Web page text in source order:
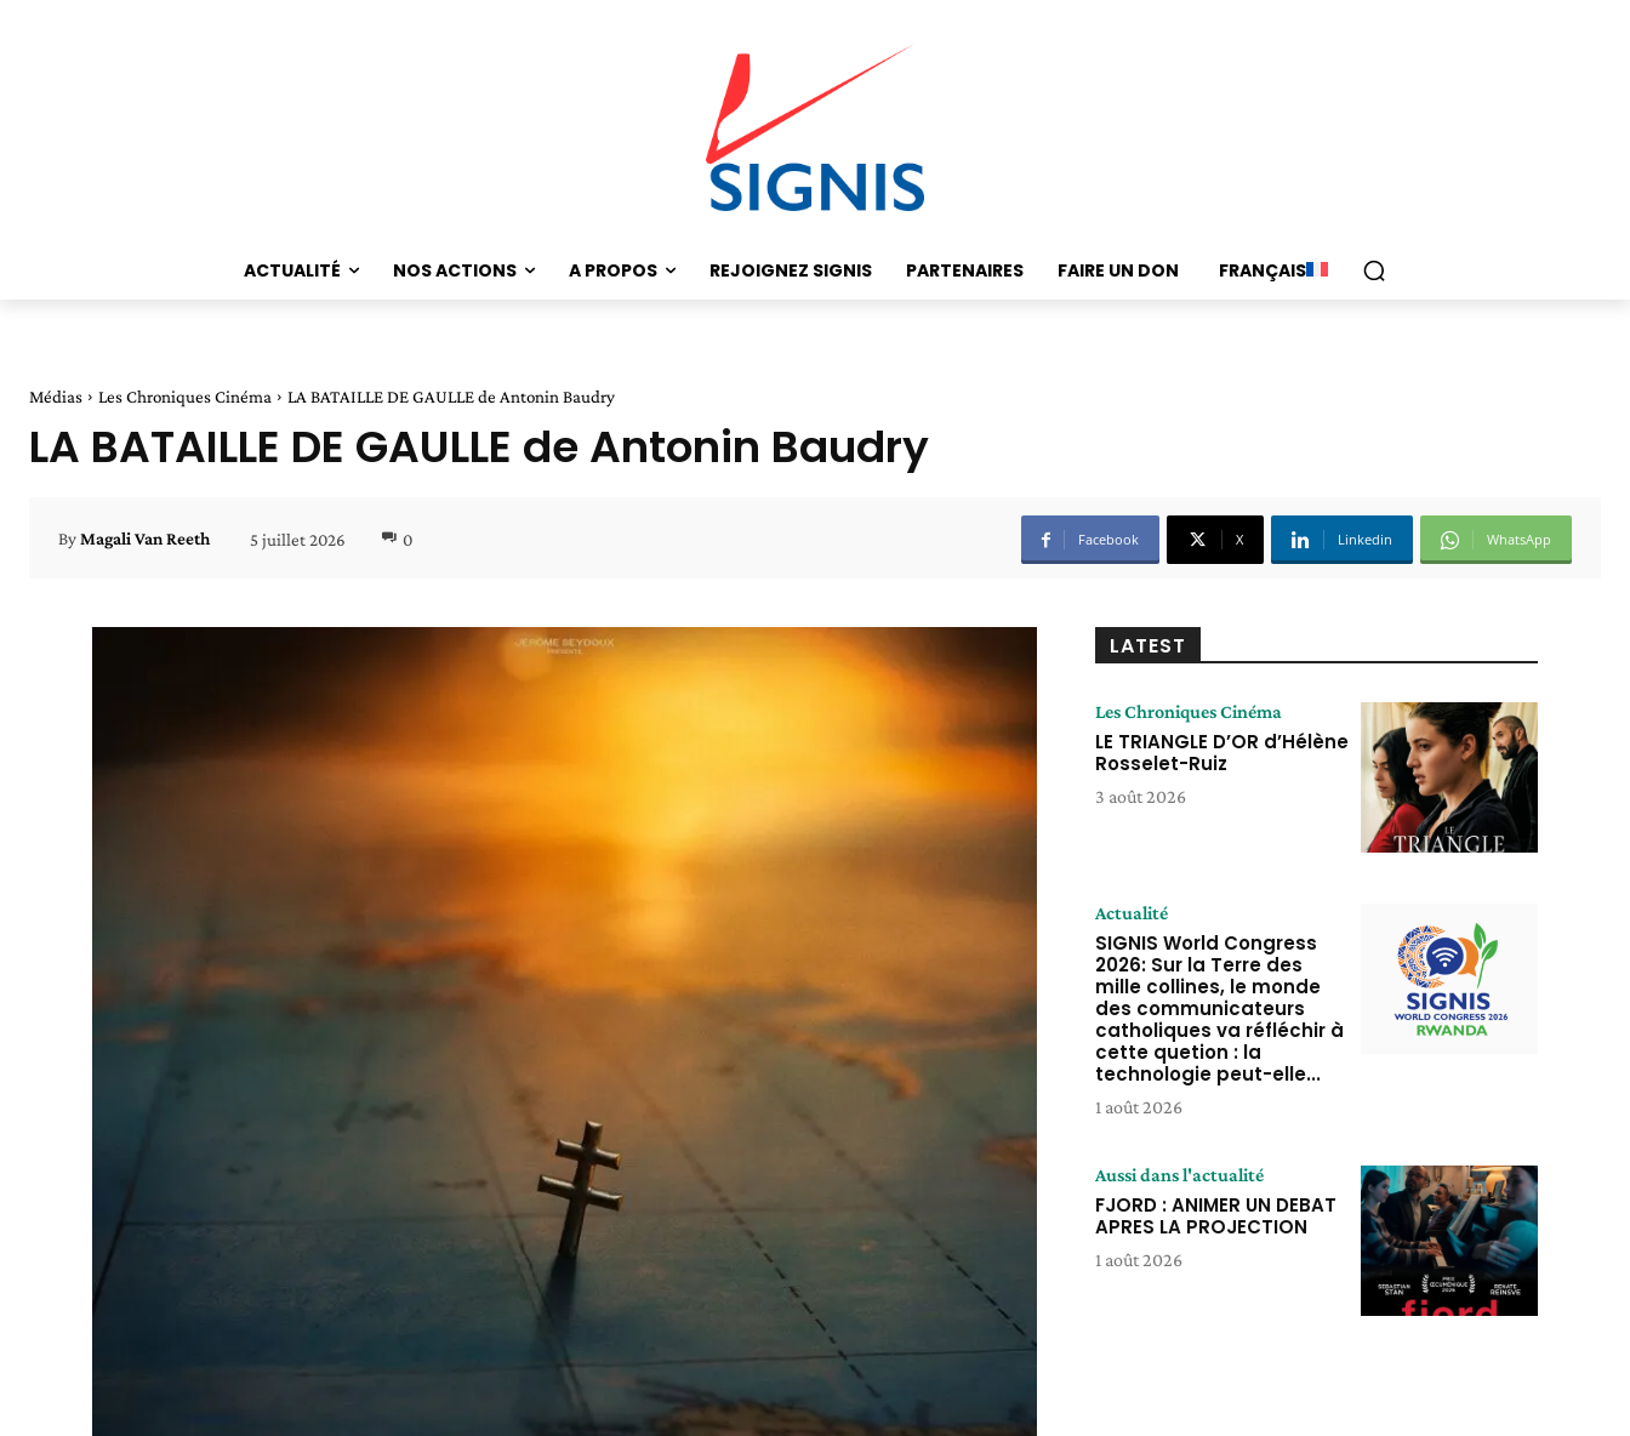
ACTUALITÉ NOS ACTIONS A PROPOS REJOIGNEZ SIGNIS PARTENAIRES FAIRE UN DON FRANÇAIS
Médias Les Chroniques Cinéma LA BATAILLE DE GAULLE de Antonin Baudry
LA BATAILLE DE GAULLE de Antonin Baudry
ByMagali Van Reeth 5 juillet 2026 0 Facebook X Linkedin WhatsApp
LATEST
Les Chroniques Cinéma
LE TRIANGLE D’OR d’Hélène
Rosselet-Ruiz
3 août 2026
Actualité
SIGNIS World Congress
2026: Sur la Terre des
mille collines, le monde
des communicateurs
catholiques va réfléchir à
cette quetion : la
technologie peut-elle...
1 août 2026
Aussi dans l'actualité
FJORD : ANIMER UN DEBAT
APRES LA PROJECTION
1 août 2026